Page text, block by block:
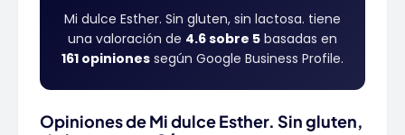
Mi dulce Esther. Sin gluten, sin lactosa. tiene
una valoración de 4.6 sobre 5 basadas en
161 opiniones según Google Business Profile.
Opiniones de Mi dulce Esther. Sin gluten,